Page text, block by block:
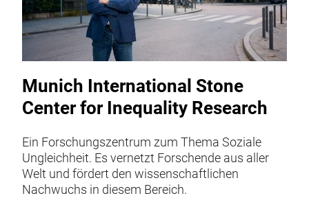
Munich International Stone
Center for Inequality Research
Ein Forschungszentrum zum Thema Soziale
Ungleichheit. Es vernetzt Forschende aus aller
Welt und fördert den wissenschaftlichen
Nachwuchs in diesem Bereich.